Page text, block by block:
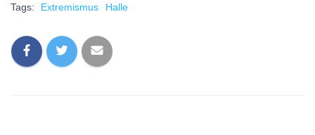
Tags: Extremismus Halle